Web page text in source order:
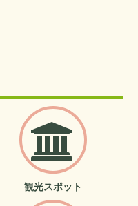
観光スポット